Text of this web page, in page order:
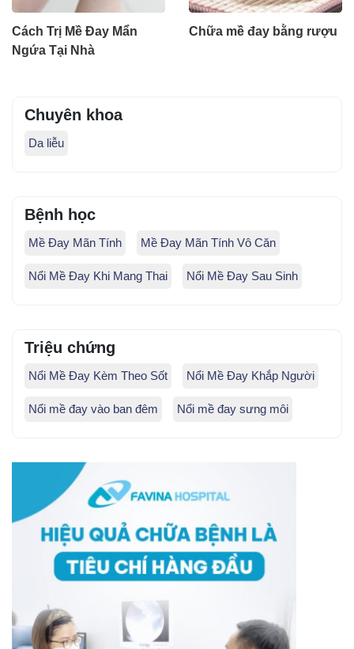
Cách Trị Mề Đay Mẩn
Ngứa Tại Nhà
Chữa mề đay bằng rượu
Chuyên khoa
Da liễu
Bệnh học
Mề Đay Mãn Tính Mề Đay Mãn Tính Vô Căn
Nổi Mề Đay Khi Mang Thai Nổi Mề Đay Sau Sinh
Triệu chứng
Nổi Mề Đay Kèm Theo Sốt Nổi Mề Đay Khắp Người
Nổi mề đay vào ban đêm Nổi mề đay sưng môi